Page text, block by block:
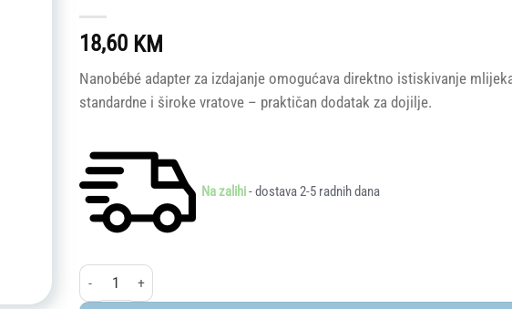
18,60 KM
Nanobébé adapter za izdajanje omogućava direktno istiskivanje
standardne i široke vratove – praktičan dodatak za dojilje.
Na zalihi- dostava 2-5 radnih dana
Nanobébé® adapter za izdajanje mlijeka, 2 kom količina